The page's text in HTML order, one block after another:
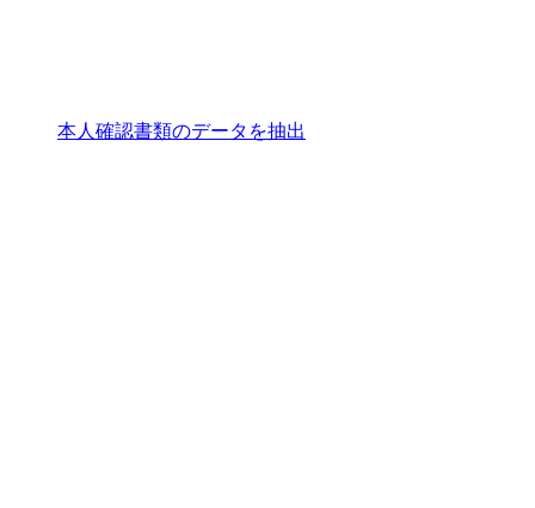
本人確認書類のデータを抽出